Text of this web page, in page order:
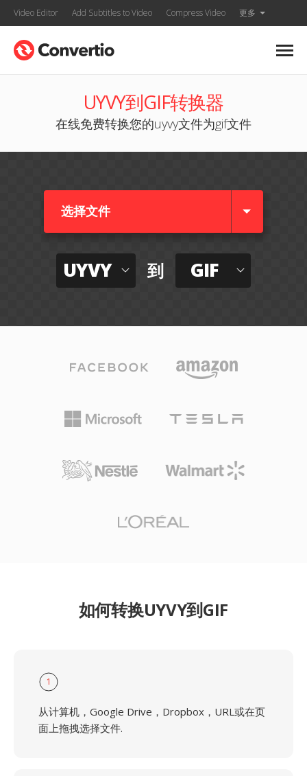
Video Editor Add Subtitles to Video Compress Video 更多
UYVY到GIF转换器
在线免费转换您的uyvy文件为gif文件
选择文件
UYVY 到 GIF
如何转换UYVY到GIF
1
从计算机，Google Drive，Dropbox，URL或在页
面上拖拽选择文件.